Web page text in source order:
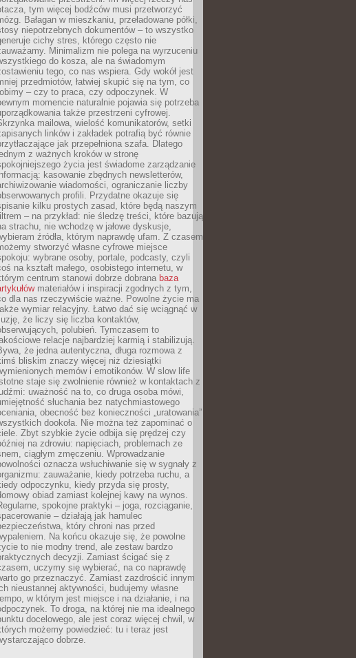
tym więcej bodźców musi przetworzyć
Bałagan w mieszkaniu, przeładowane półki,
niepotrzebnych dokumentów – to wszystko
cichy stres, którego często nie
Minimalizm nie polega na wyrzuceniu
do kosza, ale na świadomym
tego, co nas wspiera. Gdy wokół jest
przedmiotów, łatwiej skupić się na tym, co
– czy to praca, czy odpoczynek. W
momencie naturalnie pojawia się potrzeba
także przestrzeni cyfrowej.
mailowa, wielość komunikatorów, setki
linków i zakładek potrafią być równie
jak przepełniona szafa. Dlatego
z ważnych kroków w stronę
życia jest świadome zarządzanie
kasowanie zbędnych newsletterów,
wiadomości, ograniczanie liczby
profili. Przydatne okazuje się
kilku prostych zasad, które będą naszym
– na przykład: nie śledzę treści, które bazują
strachu, nie wchodzę w jałowe dyskusje,
źródła, którym naprawdę ufam. Z czasem
stworzyć własne cyfrowe miejsce
wybrane osoby, portale, podcasty, czyli
na kształt małego, osobistego internetu, w
centrum stanowi dobrze dobrana baza
materiałów i inspiracji zgodnych z tym,
dla nas rzeczywiście ważne. Powolne życie ma
wymiar relacyjny. Łatwo dać się wciągnąć w
że liczy się liczba kontaktów,
polubień. Tymczasem to
relacje najbardziej karmią i stabilizują.
że jedna autentyczna, długa rozmowa z
bliskim znaczy więcej niż dziesiątki
memów i emotikonów. W slow life
staje się zwolnienie również w kontaktach z
ludźmi: uważność na to, co druga osoba mówi,
słuchania bez natychmiastowego
obecność bez konieczności „uratowania”
dookoła. Nie można też zapominać o
Zbyt szybkie życie odbija się prędzej czy
na zdrowiu: napięciach, problemach ze
ciągłym zmęczeniu. Wprowadzanie
oznacza wsłuchiwanie się w sygnały z
zauważanie, kiedy potrzeba ruchu, a
odpoczynku, kiedy przyda się prosty,
obiad zamiast kolejnej kawy na wynos.
spokojne praktyki – joga, rozciąganie,
– działają jak hamulec
który chroni nas przed
Na końcu okazuje się, że powolne
to nie modny trend, ale zestaw bardzo
decyzji. Zamiast ścigać się z
uczymy się wybierać, na co naprawdę
go przeznaczyć. Zamiast zazdrościć innym
nieustannej aktywności, budujemy własne
w którym jest miejsce i na działanie, i na
To droga, na której nie ma idealnego
docelowego, ale jest coraz więcej chwil, w
możemy powiedzieć: tu i teraz jest
dobrze.